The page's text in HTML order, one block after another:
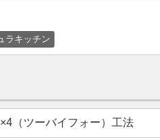
ラキッチン
（ツーバイフォー）工法